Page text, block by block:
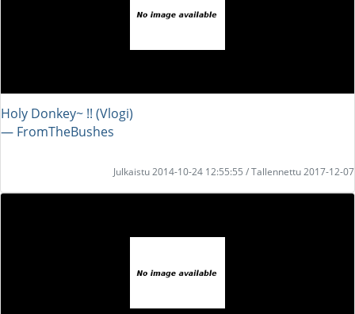
Holy Donkey~ !! (Vlogi)
― FromTheBushes
Julkaistu 2014-10-24 12:55:55 / Tallennettu 2017-12-07